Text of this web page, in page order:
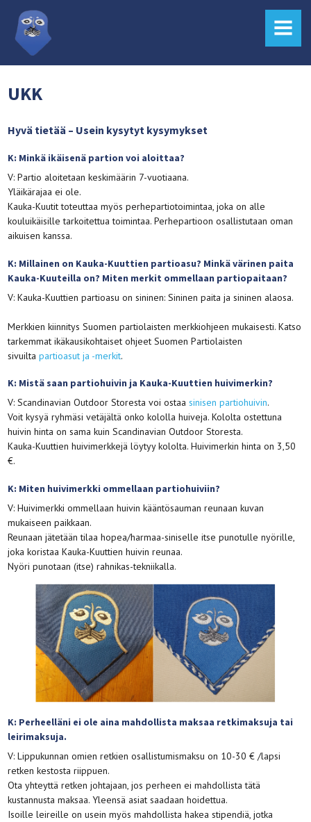
MENU
UKK
Hyvä tietää – Usein kysytyt kysymykset
K: Minkä ikäisenä partion voi aloittaa?
V: Partio aloitetaan keskimäärin 7-vuotiaana.
Yläikärajaa ei ole.
Kauka-Kuutit toteuttaa myös perhepartiotoimintaa, joka on alle
kouluikäisille tarkoitettua toimintaa. Perhepartioon osallistutaan oman
aikuisen kanssa.
K: Millainen on Kauka-Kuuttien partioasu? Minkä värinen paita
Kauka-Kuuteilla on? Miten merkit ommellaan partiopaitaan?
V: Kauka-Kuuttien partioasu on sininen: Sininen paita ja sininen alaosa.
Merkkien kiinnitys Suomen partiolaisten merkkiohjeen mukaisesti. Katso
tarkemmat ikäkausikohtaiset ohjeet Suomen Partiolaisten
sivuiltapartioasut ja -merkit.
K: Mistä saan partiohuivin ja Kauka-Kuuttien huivimerkin?
V: Scandinavian Outdoor Storesta voi ostaasinisen partiohuivin.
Voit kysyä ryhmäsi vetäjältä onko kololla huiveja. Kololta ostettuna
huivin hinta on sama kuin Scandinavian Outdoor Storesta.
Kauka-Kuuttien huivimerkkejä löytyy kololta. Huivimerkin hinta on 3,50
€.
K: Miten huivimerkki ommellaan partiohuiviin?
V: Huivimerkki ommellaan huivin kääntösauman reunaan kuvan
mukaiseen paikkaan.
Reunaan jätetään tilaa hopea/harmaa-siniselle itse punotulle nyörille,
joka koristaa Kauka-Kuuttien huivin reunaa.
Nyöri punotaan (itse) rahnikas-tekniikalla.
K: Perheelläni ei ole aina mahdollista maksaa retkimaksuja tai
leirimaksuja.
V: Lippukunnan omien retkien osallistumismaksu on 10-30 € /lapsi
retken kestosta riippuen.
Ota yhteyttä retken johtajaan, jos perheen ei mahdollista tätä
kustannusta maksaa. Yleensä asiat saadaan hoidettua.
Isoille leireille on usein myös mahdollista hakea stipendiä, jotka